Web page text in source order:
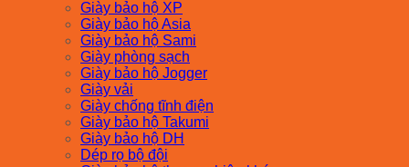
Giày bảo hộ XP
Giày bảo hộ Asia
Giày bảo hộ Sami
Giày phòng sạch
Giày bảo hộ Jogger
Giày vải
Giày chống tĩnh điện
Giày bảo hộ Takumi
Giày bảo hộ DH
Dép rọ bộ đội